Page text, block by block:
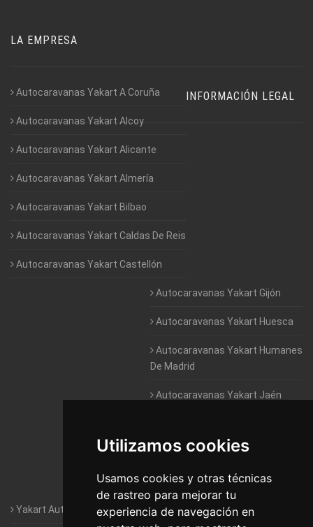
Utilizamos cookies
Usamos cookies y otras técnicas
de rastreo para mejorar tu
experiencia de navegación en
LA EMPRESA
Autocaravanas Yakart A Coruña
Autocaravanas Yakart Alcoy
Autocaravanas Yakart Alicante
Autocaravanas Yakart Almería
Autocaravanas Yakart Bilbao
Autocaravanas Yakart Caldas De Reis
Autocaravanas Yakart Castellón
Autocaravanas Yakart Gijón
Autocaravanas Yakart Huesca
Autocaravanas Yakart Humanes
De Madrid
Autocaravanas Yakart Jaén
Autocaravanas Yakart Valencia
Autocaravanas Yakart Vitoria
INFORMACIÓN LEGAL
Yakart Autocaravanas · La empresa